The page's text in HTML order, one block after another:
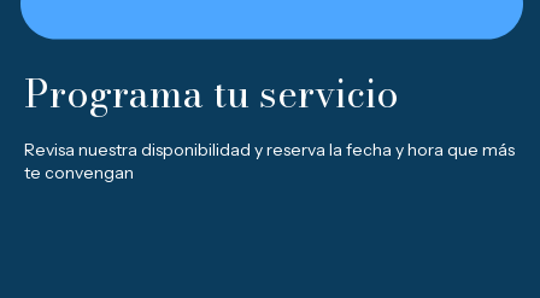
Programa tu servicio
Revisa nuestra disponibilidad y reserva la fecha y hora que más